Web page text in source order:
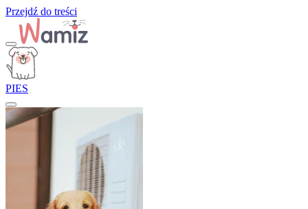
Przejdź do treści
PIES